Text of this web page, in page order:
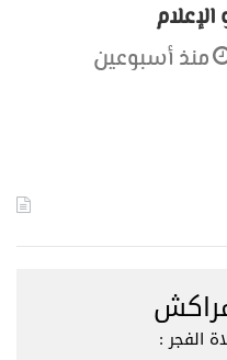
الإعلام
منذ أسبوعين